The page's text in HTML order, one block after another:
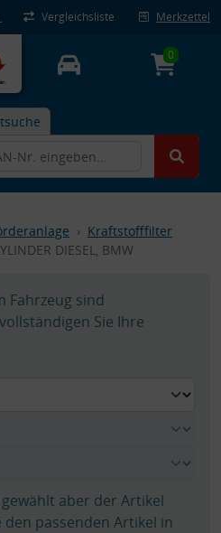
Vergleichsliste Merkzettel
0
Kraftstofffilter
DIESEL, BMW
Fahrzeug sind
Sie Ihre
aber der Artikel
den passenden Artikel in